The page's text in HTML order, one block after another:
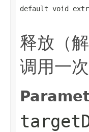
default void
释放（
调用一次